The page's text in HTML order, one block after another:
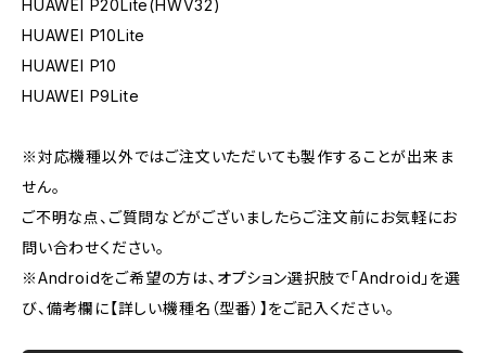
HUAWEI P20Lite(HWV32)
HUAWEI P10Lite
HUAWEI P10
HUAWEI P9Lite
※対応機種以外ではご注文いただいても製作することが出来ま
せん。
ご不明な点、ご質問などがございましたらご注文前にお気軽にお
問い合わせください。
※Androidをご希望の方は、オプション選択肢で「Android」を選
び、備考欄に【詳しい機種名（型番）】をご記入ください。